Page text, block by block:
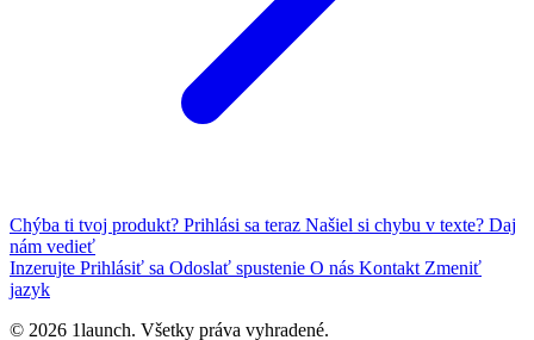
Chýba ti tvoj produkt? Prihlási sa teraz Našiel si chybu v texte? Daj
nám vedieť
Inzerujte Prihlásiť sa Odoslať spustenie O nás Kontakt Zmeniť
jazyk
© 2026 1launch. Všetky práva vyhradené.